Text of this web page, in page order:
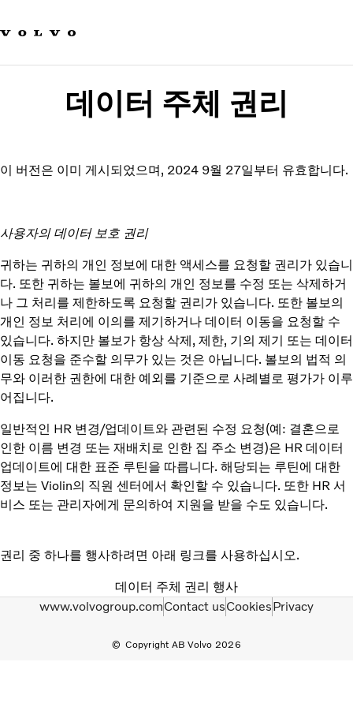
Sustainable Transportation
Careers
Investors
About us
데이터 주체 권리
이 버전은 이미 게시되었으며, 2024 9월 27일부터 유효합니다.
사용자의 데이터 보호 권리
귀하는 귀하의 개인 정보에 대한 액세스를 요청할 권리가 있습니
다. 또한 귀하는 볼보에 귀하의 개인 정보를 수정 또는 삭제하거
나 그 처리를 제한하도록 요청할 권리가 있습니다. 또한 볼보의
개인 정보 처리에 이의를 제기하거나 데이터 이동을 요청할 수
있습니다. 하지만 볼보가 항상 삭제, 제한, 기의 제기 또는 데이터
이동 요청을 준수할 의무가 있는 것은 아닙니다. 볼보의 법적 의
무와 이러한 권한에 대한 예외를 기준으로 사례별로 평가가 이루
어집니다.
일반적인 HR 변경/업데이트와 관련된 수정 요청(예: 결혼으로
인한 이름 변경 또는 재배치로 인한 집 주소 변경)은 HR 데이터
업데이트에 대한 표준 루틴을 따릅니다. 해당되는 루틴에 대한
정보는 Violin의 직원 센터에서 확인할 수 있습니다. 또한 HR 서
비스 또는 관리자에게 문의하여 지원을 받을 수도 있습니다.
권리 중 하나를 행사하려면 아래 링크를 사용하십시오.
데이터 주체 권리 행사
Copyright AB Volvo 2026
www.volvogroup.comContact usCookiesPrivacy